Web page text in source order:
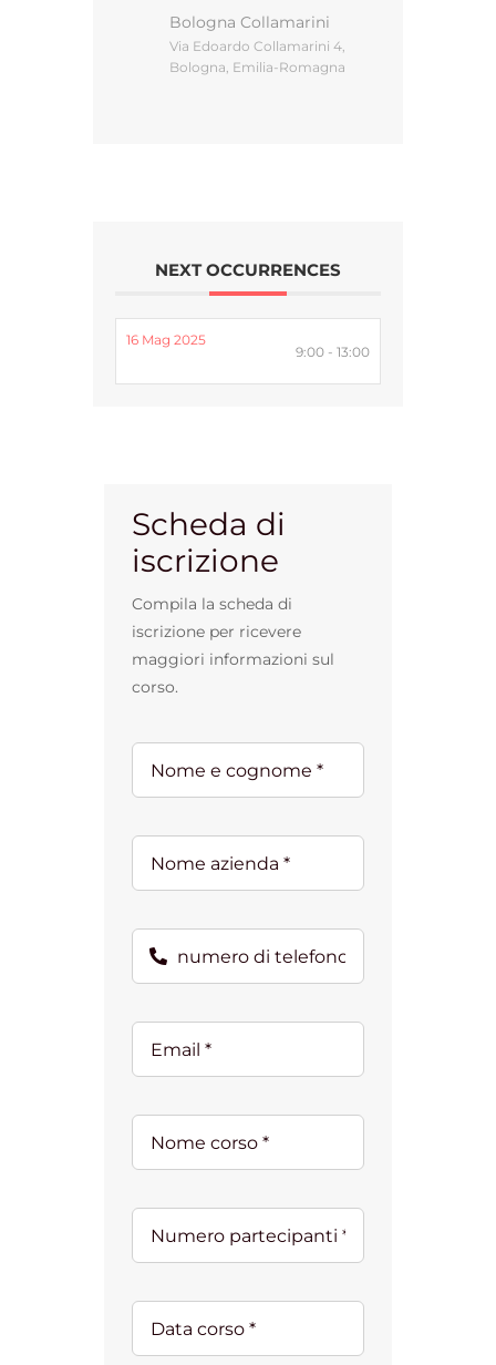
Gestione d’impresa
Bologna Collamarini
Via Edoardo Collamarini 4,
Bologna, Emilia-Romagna
NEXT OCCURRENCES
16 Mag 2025
9:00 - 13:00
Scheda di
iscrizione
Compila la scheda di
iscrizione per ricevere
maggiori informazioni sul
corso.